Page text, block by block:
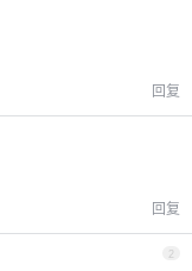
回复
回复
2